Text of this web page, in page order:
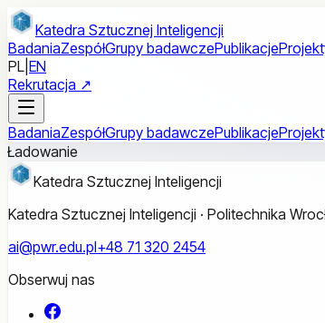
Przejdź do treści głównej
Katedra Sztucznej Inteligencji
BadaniaZespółGrupy badawczePublikacje
PL EN
Rekrutacja ↗
BadaniaZespółGrupy badawczePublikacje
Ładowanie
Katedra Sztucznej Inteligencji
Katedra Sztucznej Inteligencji · Politechnika
ai@pwr.edu.pl+48 71 320 2454
Obserwuj nas
Facebook